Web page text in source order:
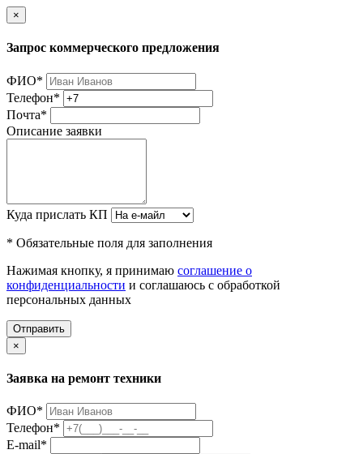
×
Запрос коммерческого предложения
ФИО*
Телефон*
Почта*
Описание заявки
Куда прислать КП
* Обязательные поля для заполнения
Нажимая кнопку, я принимаю соглашение о
конфиденциальности и соглашаюсь с обработкой
персональных данных
Отправить
×
Заявка на ремонт техники
ФИО*
Телефон*
E-mail*